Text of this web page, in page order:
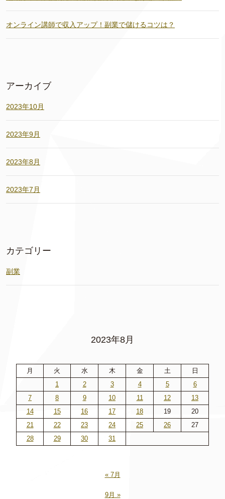
オンライン講師で収入アップ！副業で儲けるコツは？
アーカイブ
2023年10月
2023年9月
2023年8月
2023年7月
カテゴリー
副業
2023年8月
月 火 水 木 金 土
日
1
2 3 4 5
6
7
8 9 10 11 12
13
14
15 16 17 18 19
20
21
22 23 24 25 26
27
28
29 30 31
« 7月
9月 »